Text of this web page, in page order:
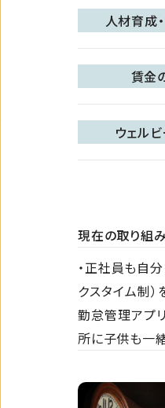
人材育成
賃金
ウェル
現在の取り組
・正社員も自
クスタイム制
勤怠管理アプ
所に子供も一